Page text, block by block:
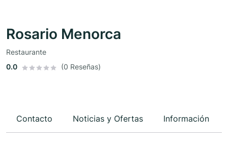
Rosario Menorca
Restaurante
0.0
(0 Reseñas)
Contacto Noticias y Ofertas Información